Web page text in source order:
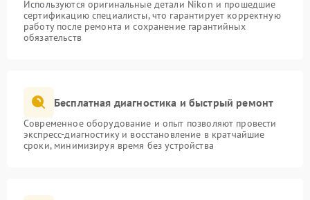
Используются оригинальные детали Nikon и прошедшие
сертификацию специалисты, что гарантирует корректную
работу после ремонта и сохранение гарантийных
обязательств
Бесплатная диагностика и быстрый ремонт
Современное оборудование и опыт позволяют провести
экспресс-диагностику и восстановление в кратчайшие
сроки, минимизируя время без устройства